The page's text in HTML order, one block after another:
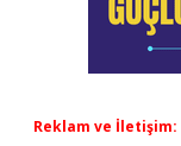
Reklam ve İletişim: